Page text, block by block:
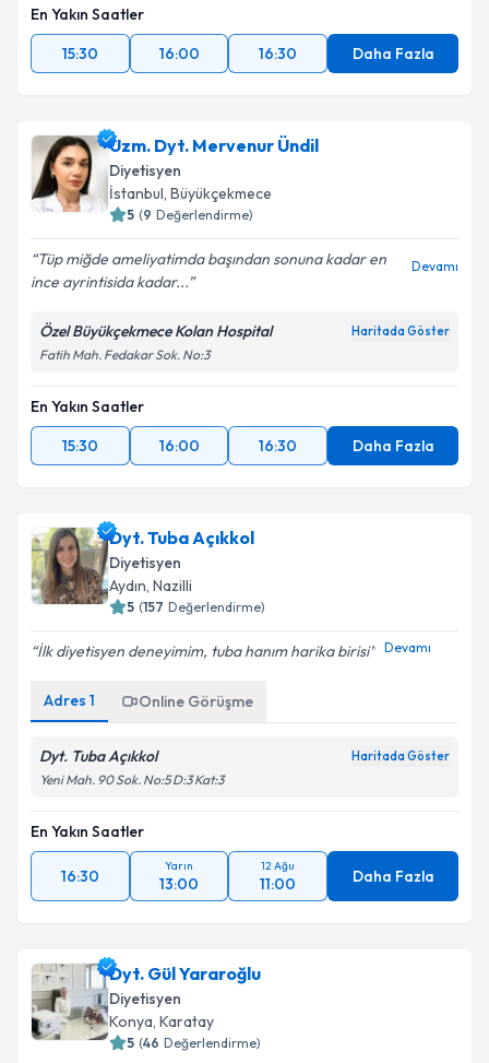
En Yakın Saatler
15:30
16:00 16:30 Daha Fazla
Uzm. Dyt. Mervenur Ündil
Diyetisyen
İstanbul, Büyükçekmece
5 (9 Değerlendirme)
Tüp miğde ameliyatimda başından sonuna kadar en
ince ayrintisida kadar...
Devamı
Özel Büyükçekmece Kolan Hospital Haritada Göster
Fatih Mah. Fedakar Sok. No:3
En Yakın Saatler
15:30
16:00 16:30 Daha Fazla
Dyt. Tuba Açıkkol
Diyetisyen
Aydın, Nazilli
5 (157 Değerlendirme)
İlk diyetisyen deneyimim, tuba hanım harika birisi Devamı
Adres 1 Online Görüşme
Dyt. Tuba Açıkkol Haritada Göster
Yeni Mah. 90 Sok. No:5 D:3 Kat:3
En Yakın Saatler
16:30
Yarın
13:00
12 Ağu
11:00 Daha Fazla
Dyt. Gül Yararoğlu
Diyetisyen
Konya, Karatay
5 (46 Değerlendirme)